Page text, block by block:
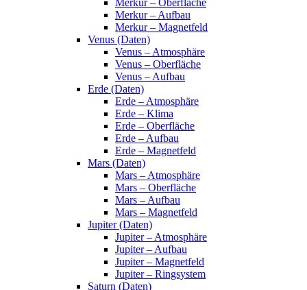
Merkur – Aufbau
Merkur – Magnetfeld
Venus (Daten)
Venus – Atmosphäre
Venus – Oberfläche
Venus – Aufbau
Erde (Daten)
Erde – Atmosphäre
Erde – Klima
Erde – Oberfläche
Erde – Aufbau
Erde – Magnetfeld
Mars (Daten)
Mars – Atmosphäre
Mars – Oberfläche
Mars – Aufbau
Mars – Magnetfeld
Jupiter (Daten)
Jupiter – Atmosphäre
Jupiter – Aufbau
Jupiter – Magnetfeld
Jupiter – Ringsystem
Saturn (Daten)